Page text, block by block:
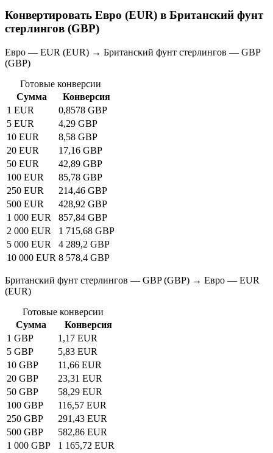
Конвертировать Евро (EUR) в Британский фунт
стерлингов (GBP)
Евро — EUR (EUR) → Британский фунт стерлингов — GBP
(GBP)
Готовые конверсии
Сумма
Конверсия
1 EUR
0,8578 GBP
5 EUR
4,29 GBP
10 EUR
8,58 GBP
20 EUR
17,16 GBP
50 EUR
42,89 GBP
100 EUR
85,78 GBP
250 EUR
214,46 GBP
500 EUR
428,92 GBP
1 000 EUR
857,84 GBP
2 000 EUR
1 715,68 GBP
5 000 EUR
4 289,2 GBP
10 000 EUR 8 578,4 GBP
Британский фунт стерлингов — GBP (GBP) → Евро — EUR
(EUR)
Готовые конверсии
Сумма
Конверсия
1 GBP
1,17 EUR
5 GBP
5,83 EUR
10 GBP
11,66 EUR
20 GBP
23,31 EUR
50 GBP
58,29 EUR
100 GBP
116,57 EUR
250 GBP
291,43 EUR
500 GBP
582,86 EUR
1 000 GBP
1 165,72 EUR